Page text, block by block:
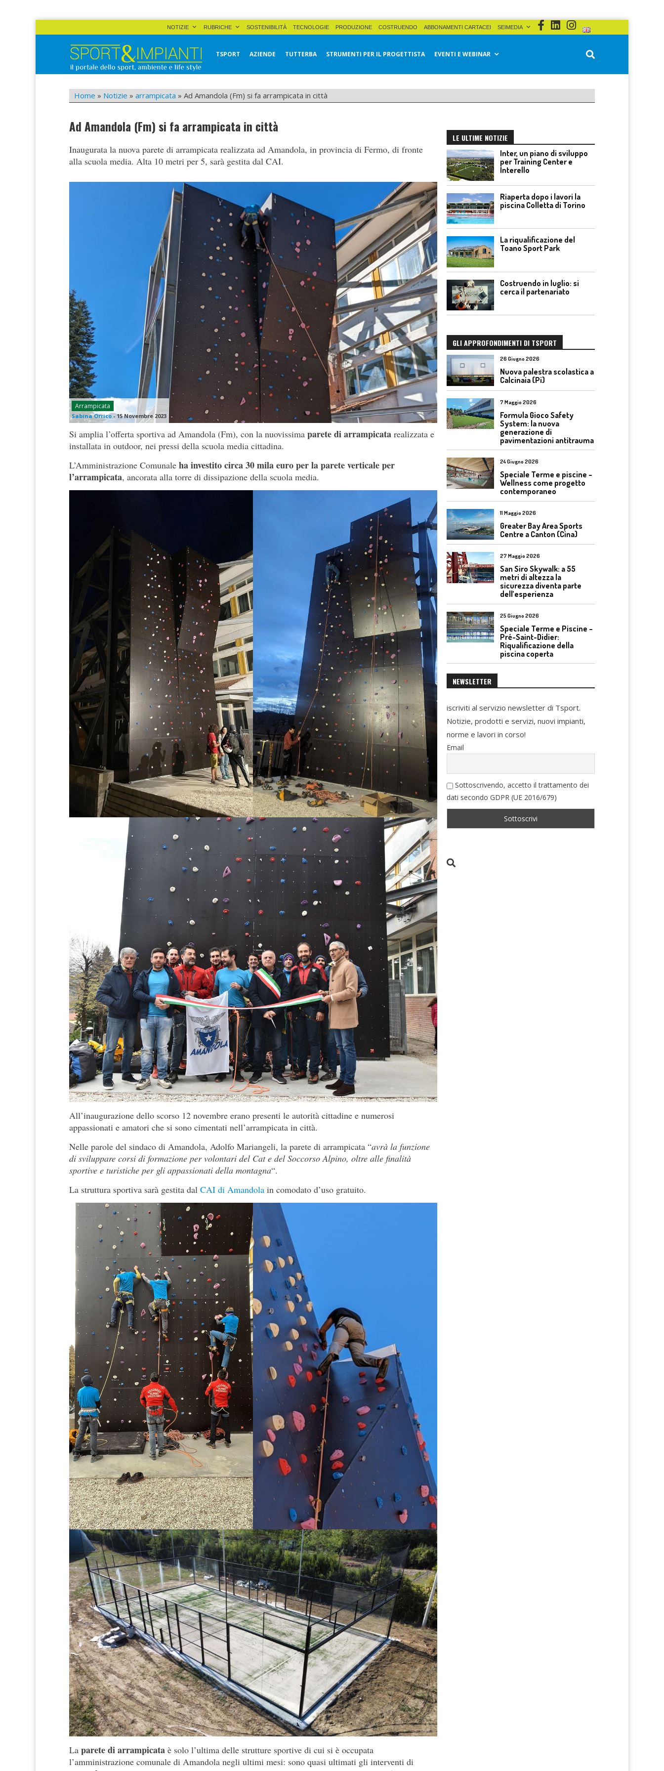
NOTIZIE RUBRICHE SOSTENIBILITÀ TECNOLOGIE PRODUZIONE COSTRUENDO ABBONAMENTI CARTACEI SEIMEDIA
Sport&Impianti
TSPORT AZIENDE TUTTERBA STRUMENTI PER IL PROGETTISTA EVENTI E WEBINAR
Home » Notizie » arrampicata » Ad Amandola (Fm) si fa arrampicata in città
Ad Amandola (Fm) si fa arrampicata in città
Inaugurata la nuova parete di arrampicata realizzata ad Amandola, in provincia di Fermo, di fronte
alla scuola media. Alta 10 metri per 5, sarà gestita dal CAI.
Arrampicata
Sabina Orrico -15 Novembre 2023
Si amplia l’offerta sportiva ad Amandola (Fm), con la nuovissima parete di arrampicata realizzata e
installata in outdoor, nei pressi della scuola media cittadina.
L’Amministrazione Comunale ha investito circa 30 mila euro per la parete verticale per
l’arrampicata, ancorata alla torre di dissipazione della scuola media.
All’inaugurazione dello scorso 12 novembre erano presenti le autorità cittadine e numerosi
appassionati e amatori che si sono cimentati nell’arrampicata in città.
Nelle parole del sindaco di Amandola, Adolfo Mariangeli, la parete di arrampicata “avrà la funzione
di sviluppare corsi di formazione per volontari del Cat e del Soccorso Alpino, oltre alle finalità
sportive e turistiche per gli appassionati della montagna“.
La struttura sportiva sarà gestita dal CAI di Amandola in comodato d’uso gratuito.
La parete di arrampicata è solo l’ultima delle strutture sportive di cui si è occupata
l’amministrazione comunale di Amandola negli ultimi mesi: sono quasi ultimati gli interventi di
LE ULTIME NOTIZIE
Inter, un piano di sviluppo
per Training Center e
Interello
Riaperta dopo i lavori la
piscina Colletta di Torino
La riqualificazione del
Toano Sport Park
Costruendo in luglio: si
cerca il partenariato
GLI APPROFONDIMENTI DI TSPORT
26 Giugno 2026
Nuova palestra scolastica a
Calcinaia (Pi)
7 Maggio 2026
Formula Gioco Safety
System: la nuova
generazione di
pavimentazioni antitrauma
24 Giugno 2026
Speciale Terme e piscine –
Wellness come progetto
contemporaneo
11 Maggio 2026
Greater Bay Area Sports
Centre a Canton (Cina)
27 Maggio 2026
San Siro Skywalk: a 55
metri di altezza la
sicurezza diventa parte
dell’esperienza
25 Giugno 2026
Speciale Terme e Piscine –
Pré-Saint-Didier:
Riqualificazione della
piscina coperta
NEWSLETTER
iscriviti al servizio newsletter di Tsport.
Notizie, prodotti e servizi, nuovi impianti,
norme e lavori in corso!
Email
Sottoscrivendo, accetto il trattamento dei
dati secondo GDPR (UE 2016/679)